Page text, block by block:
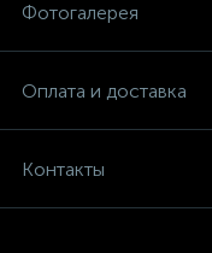
Фотогалерея
Оплата и доставка
Контакты